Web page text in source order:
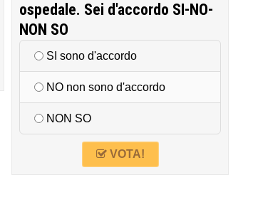
ospedale. Sei d'accordo SI-NO-
NON SO
SI sono d'accordo
NO non sono d'accordo
NON SO
VOTA!